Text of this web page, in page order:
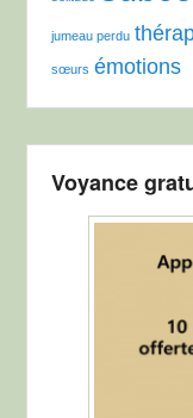
jumeau perdu
sœurs émotions
Voyance